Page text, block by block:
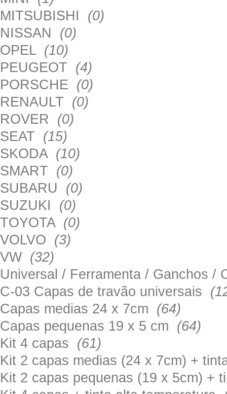
MITSUBISHI (0)
NISSAN (0)
OPEL (10)
PEUGEOT (4)
PORSCHE (0)
RENAULT (0)
ROVER (0)
SEAT (15)
SKODA (10)
SMART (0)
SUBARU (0)
SUZUKI (0)
TOYOTA (0)
VOLVO (3)
VW (32)
Universal / Ferramenta / Ganchos
C-03 Capas de travão universais
Capas medias 24 x 7cm (64)
Capas pequenas 19 x 5 cm (64)
Kit 4 capas (61)
Kit 2 capas medias (24 x 7cm) +
Kit 2 capas pequenas (19 x 5cm) +